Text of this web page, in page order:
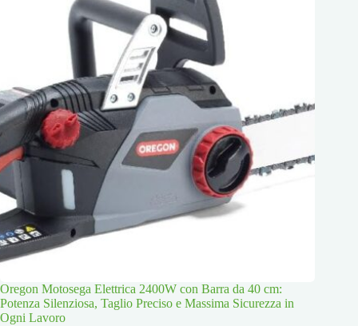
Oregon Motosega Elettrica 2400W con Barra da 40 cm:
Potenza Silenziosa, Taglio Preciso e Massima Sicurezza in
Ogni Lavoro